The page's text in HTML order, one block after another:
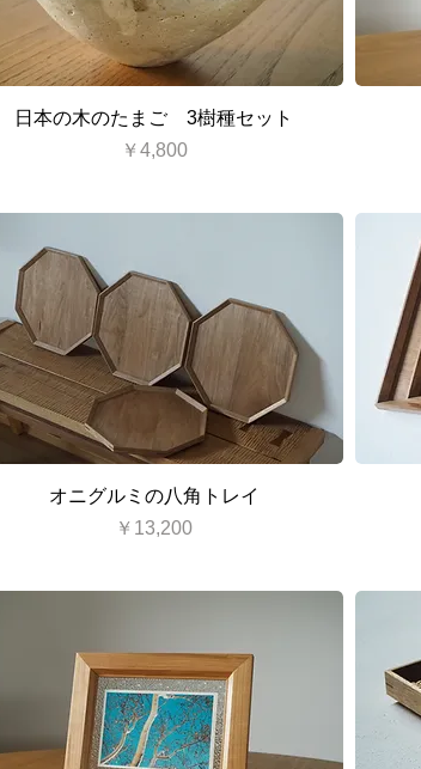
クイックビュー
日本の木のたまご 3樹種セット
価格
￥4,800
クイックビュー
オニグルミの八角トレイ
価格
￥13,200